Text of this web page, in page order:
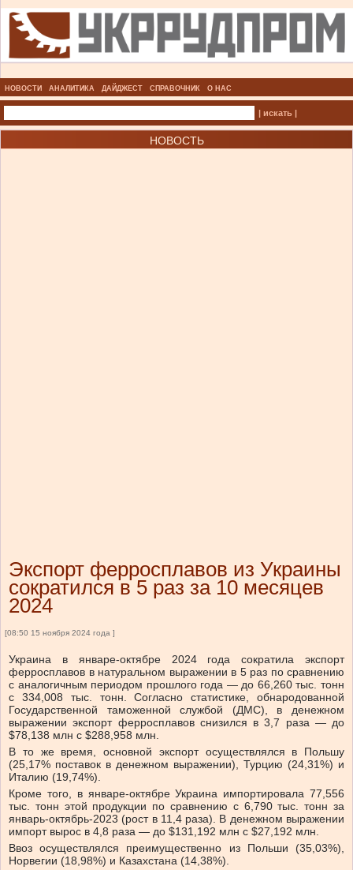
НОВОСТИ АНАЛИТИКА ДАЙДЖЕСТ СПРАВОЧНИК О НАС
| искать |
НОВОСТЬ
Экспорт ферросплавов из Украины
сократился в 5 раз за 10 месяцев
2024
[08:50 15 ноября 2024 года ]
Украина в январе-октябре 2024 года сократила экспорт
ферросплавов в натуральном выражении в 5 раз по сравнению
с аналогичным периодом прошлого года — до 66,260 тыс. тонн
с 334,008 тыс. тонн. Согласно статистике, обнародованной
Государственной таможенной службой (ДМС), в денежном
выражении экспорт ферросплавов снизился в 3,7 раза — до
$78,138 млн с $288,958 млн.
В то же время, основной экспорт осуществлялся в Польшу
(25,17% поставок в денежном выражении), Турцию (24,31%) и
Италию (19,74%).
Кроме того, в январе-октябре Украина импортировала 77,556
тыс. тонн этой продукции по сравнению с 6,790 тыс. тонн за
январь-октябрь-2023 (рост в 11,4 раза). В денежном выражении
импорт вырос в 4,8 раза — до $131,192 млн с $27,192 млн.
Ввоз осуществлялся преимущественно из Польши (35,03%),
Норвегии (18,98%) и Казахстана (14,38%).